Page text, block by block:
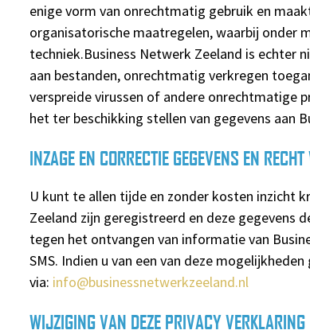
enige vorm van onrechtmatig gebruik en
organisatorische maatregelen, waarbij onder
techniek.Business Netwerk Zeeland is echter
aan bestanden, onrechtmatig verkregen
verspreide virussen of andere onrechtmatige
het ter beschikking stellen van gegevens aan
INZAGE EN CORRECTIE GEGEVENS EN
U kunt te allen tijde en zonder kosten inzicht
Zeeland zijn geregistreerd en deze gegevens
tegen het ontvangen van informatie van
SMS. Indien u van een van deze
via: info@businessnetwerkzeeland.nl
WIJZIGING VAN DEZE PRIVACY VERKLARING